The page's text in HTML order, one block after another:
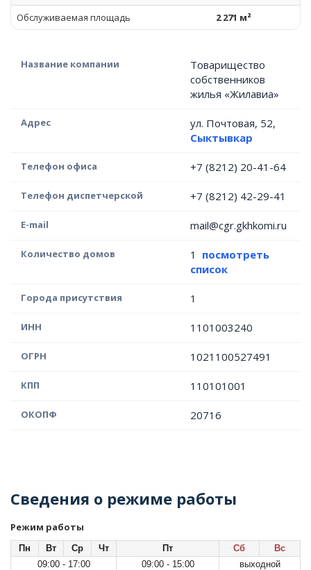
Обслуживаемая площадь
2 271 м²
Название компании
Товарищество
собственников
жилья «Жилавиа»
Адрес
ул. Почтовая, 52,
Сыктывкар
Телефон офиса +7 (8212) 20-41-64
Телефон диспетчерской +7 (8212) 42-29-41
E-mail mail@cgr.gkhkomi.ru
Количество домов 1 посмотреть
список
Города присутствия 1
ИНН 1101003240
ОГРН 1021100527491
КПП 110101001
ОКОПФ 20716
Сведения о режиме работы
Режим работы
Пн Вт Ср Чт Пт Сб
Вс
09:00 - 17:00
09:00 - 15:00
выходной